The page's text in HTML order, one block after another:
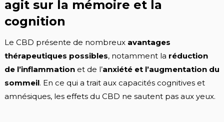
agit sur la mémoire et la
cognition
Le CBD présente de nombreux avantages
thérapeutiques possibles, notamment la réduction
de l’inflammationet de l’anxiété et l’augmentation du
sommeil. En ce qui a trait aux capacités cognitives et
amnésiques, les effets du CBD ne sautent pas aux yeux.